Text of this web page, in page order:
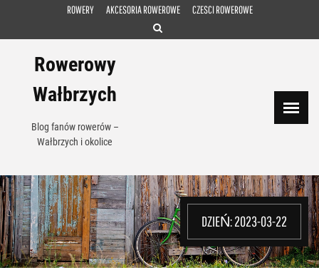
ROWERY AKCESORIA ROWEROWE CZESCI ROWEROWE
Rowerowy
Wałbrzych
Blog fanów rowerów –
Wałbrzych i okolice
DZIEŃ:2023-03-22